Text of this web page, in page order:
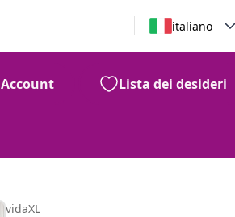
italiano
Account Lista dei desideri
vidaXL